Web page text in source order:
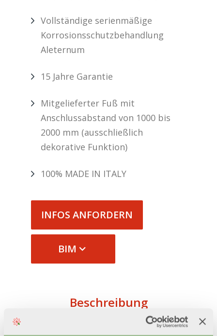
Vollständige serienmäßige
Korrosionsschutzbehandlung
Aleternum
15 Jahre Garantie
Mitgelieferter Fuß mit
Anschlussabstand von 1000 bis
2000 mm (ausschließlich
dekorative Funktion)
100% MADE IN ITALY
INFOS ANFORDERN
BIM
Beschreibung